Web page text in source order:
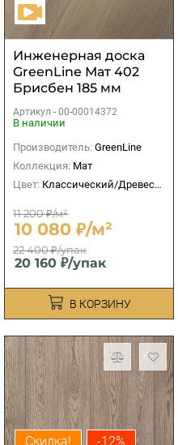
Инженерная доска
GreenLine Мат 402
Брисбен 185 мм
Артикул - 00-00014372
В наличии
Производитель: GreenLine
Коллекция: Мат
Цвет: Классический/Древесный
11 200 ₽/м²
10 080 ₽/м²
22 400 ₽/упак
20 160 ₽/упак
В КОРЗИНУ
Скидка! -12%